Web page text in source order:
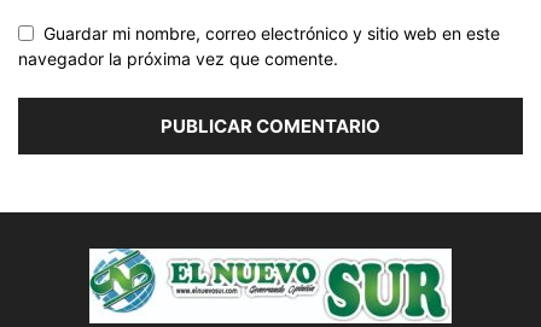
Guardar mi nombre, correo electrónico y sitio web en este
navegador la próxima vez que comente.